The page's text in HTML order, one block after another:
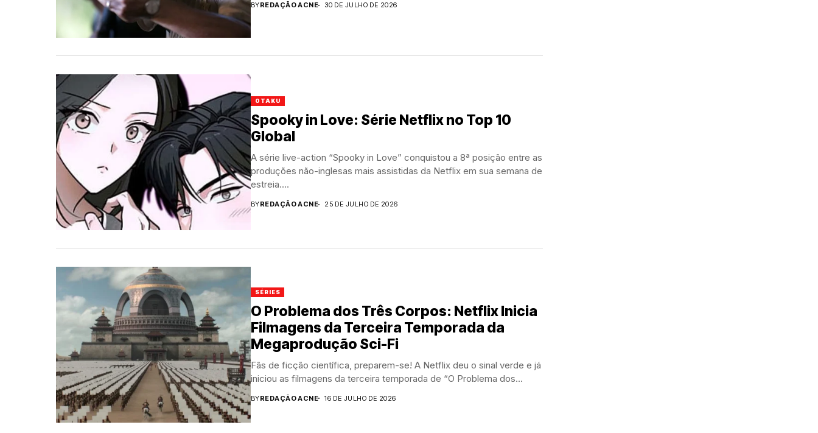
BYREDAÇÃO ACNE 30 DE JULHO DE 2026
OTAKU
Spooky in Love: Série Netflix no Top 10
Global
A série live-action “Spooky in Love” conquistou a 8ª posição entre as
produções não-inglesas mais assistidas da Netflix em sua semana de
estreia....
BYREDAÇÃO ACNE 25 DE JULHO DE 2026
SÉRIES
O Problema dos Três Corpos: Netflix Inicia
Filmagens da Terceira Temporada da
Megaprodução Sci-Fi
Fãs de ficção científica, preparem-se! A Netflix deu o sinal verde e já
iniciou as filmagens da terceira temporada de “O Problema dos...
BYREDAÇÃO ACNE 16 DE JULHO DE 2026